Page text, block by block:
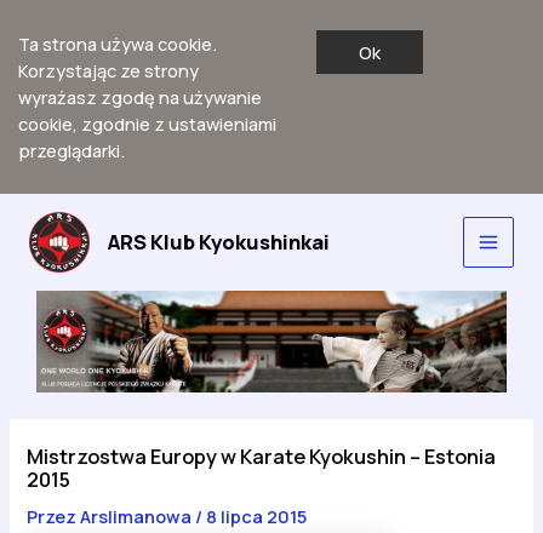
Ta strona używa cookie.
Korzystając ze strony
wyrażasz zgodę na używanie
cookie, zgodnie z ustawieniami
przeglądarki.
Ok
Przejdź
treści
ARS Klub Kyokushinkai
Main
Mistrzostwa Europy w Karate Kyokushin – Estonia
2015
PrzezArslimanowa / 8 lipca 2015